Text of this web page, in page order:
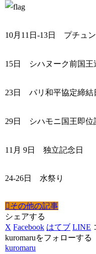
10月11日-13日 プチュン
15日 シハヌーク前国王
23日 パリ和平協定締結
29日 シハモニ国王即位
11月 9日 独立記念日
24-26日 水祭り
その他の記事
シェアする
X Facebook はてブ LINE
kuromaruをフォローする
kuromaru